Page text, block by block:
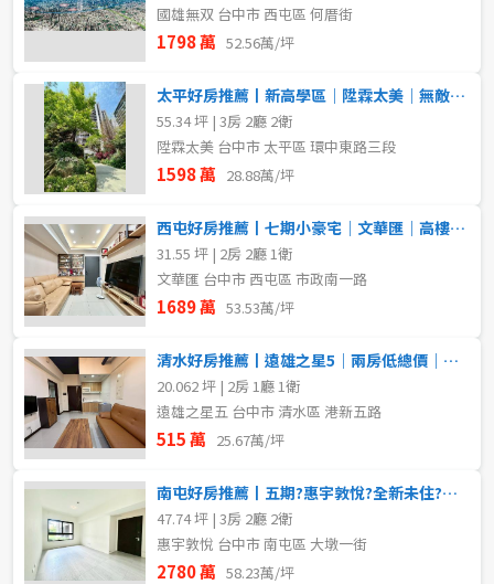
國雄無双 台中市 西屯區 何厝街
1798 萬 52.56萬/坪
太平好房推薦丨新高學區｜陞霖太美｜無敵視野戶
55.34 坪 | 3房 2廳 2衛
陞霖太美 台中市 太平區 環中東路三段
1598 萬 28.88萬/坪
西屯好房推薦丨七期小豪宅｜文華匯｜高樓精裝兩房平車視野戶
31.55 坪 | 2房 2廳 1衛
文華匯 台中市 西屯區 市政南一路
1689 萬 53.53萬/坪
清水好房推薦丨遠雄之星5｜兩房低總價｜近三井OUTLET
20.062 坪 | 2房 1廳 1衛
遠雄之星五 台中市 清水區 港新五路
515 萬 25.67萬/坪
南屯好房推薦丨五期?惠宇敦悅?全新未住?三房平車
47.74 坪 | 3房 2廳 2衛
惠宇敦悅 台中市 南屯區 大墩一街
2780 萬 58.23萬/坪